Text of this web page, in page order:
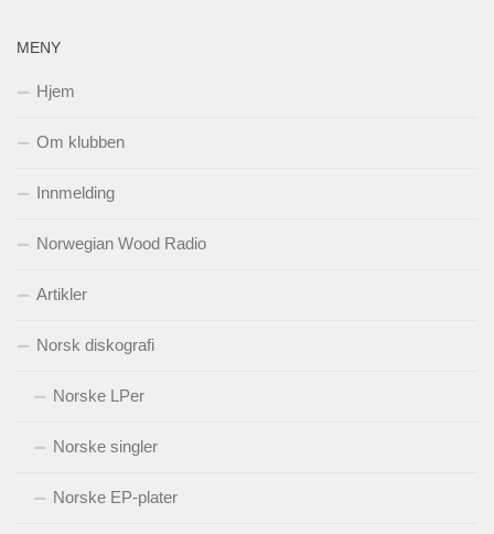
MENY
Hjem
Om klubben
Innmelding
Norwegian Wood Radio
Artikler
Norsk diskografi
Norske LPer
Norske singler
Norske EP-plater